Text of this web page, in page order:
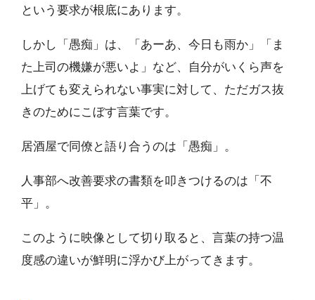
という要求が根底にあります。
しかし「愚痴」は、「あーあ、今日も雨か」「ま
た上司の機嫌が悪いよ」など、自分がいくら声を
上げても変えられない事実に対して、ただガス抜
きのためにこぼす言葉です。
居酒屋で同僚と語り合うのは「愚痴」。
人事部へ改善要求の書類を叩きつけるのは「不
平」。
このように映像として切り取ると、言葉の持つ温
度感の違いが鮮明に浮かび上がってきます。